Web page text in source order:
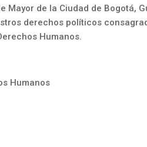
de la Ciudad de Bogotá,
derechos políticos
Humanos.
Humanos